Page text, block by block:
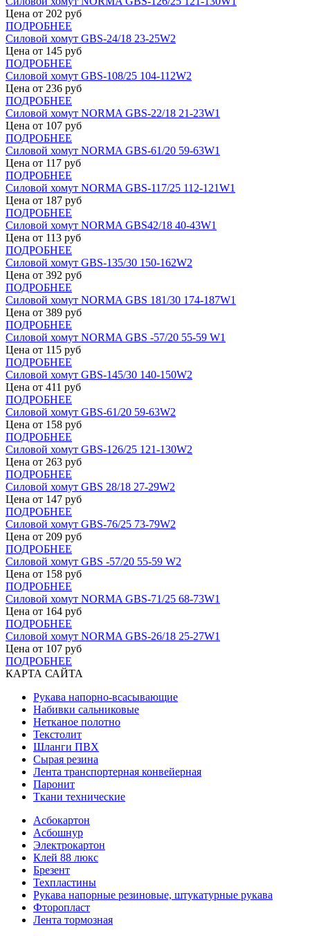
Цена от 202 руб
ПОДРОБНЕЕ
Силовой хомут GBS-24/18 23-25W2
Цена от 145 руб
ПОДРОБНЕЕ
Силовой хомут GBS-108/25 104-112W2
Цена от 236 руб
ПОДРОБНЕЕ
Силовой хомут NORMA GBS-22/18 21-23W1
Цена от 107 руб
ПОДРОБНЕЕ
Силовой хомут NORMA GBS-61/20 59-63W1
Цена от 117 руб
ПОДРОБНЕЕ
Силовой хомут NORMA GBS-117/25 112-121W1
Цена от 187 руб
ПОДРОБНЕЕ
Силовой хомут NORMA GBS42/18 40-43W1
Цена от 113 руб
ПОДРОБНЕЕ
Силовой хомут GBS-135/30 150-162W2
Цена от 392 руб
ПОДРОБНЕЕ
Силовой хомут NORMA GBS 181/30 174-187W1
Цена от 389 руб
ПОДРОБНЕЕ
Силовой хомут NORMA GBS -57/20 55-59 W1
Цена от 115 руб
ПОДРОБНЕЕ
Силовой хомут GBS-145/30 140-150W2
Цена от 411 руб
ПОДРОБНЕЕ
Силовой хомут GBS-61/20 59-63W2
Цена от 158 руб
ПОДРОБНЕЕ
Силовой хомут GBS-126/25 121-130W2
Цена от 263 руб
ПОДРОБНЕЕ
Силовой хомут GBS 28/18 27-29W2
Цена от 147 руб
ПОДРОБНЕЕ
Силовой хомут GBS-76/25 73-79W2
Цена от 209 руб
ПОДРОБНЕЕ
Силовой хомут GBS -57/20 55-59 W2
Цена от 158 руб
ПОДРОБНЕЕ
Силовой хомут NORMA GBS-71/25 68-73W1
Цена от 164 руб
ПОДРОБНЕЕ
Силовой хомут NORMA GBS-26/18 25-27W1
Цена от 107 руб
ПОДРОБНЕЕ
КАРТА САЙТА
Рукава напорно-всасывающие
Набивки сальниковые
Нетканое полотно
Текстолит
Шланги ПВХ
Сырая резина
Лента транспортерная конвейерная
Паронит
Ткани технические
Асбокартон
Асбошнур
Электрокартон
Клей 88 люкс
Брезент
Техпластины
Рукава напорные резиновые, штукатурные рукава
Фторопласт
Лента тормозная